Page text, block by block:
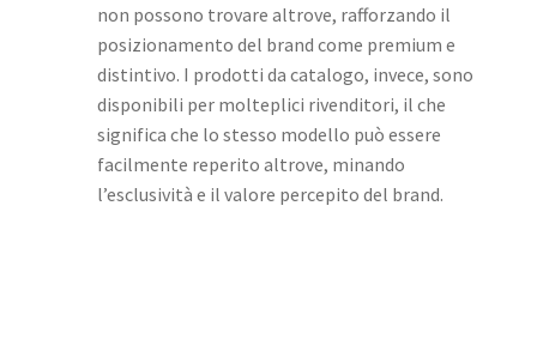
non possono trovare altrove, rafforzando il
posizionamento del brand come premium e
distintivo. I prodotti da catalogo, invece, sono
disponibili per molteplici rivenditori, il che
significa che lo stesso modello può essere
facilmente reperito altrove, minando
l’esclusività e il valore percepito del brand.